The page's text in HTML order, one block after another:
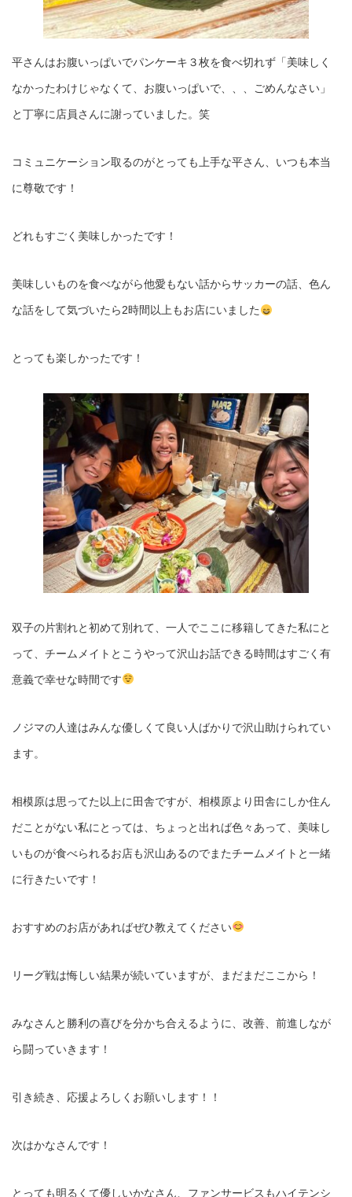
平さんはお腹いっぱいでパンケーキ３枚を食べ切れず「美味しく
なかったわけじゃなくて、お腹いっぱいで、、、ごめんなさい」
と丁寧に店員さんに謝っていました。笑
コミュニケーション取るのがとっても上手な平さん、いつも本当
に尊敬です！
どれもすごく美味しかったです！
美味しいものを食べながら他愛もない話からサッカーの話、色ん
な話をして気づいたら2時間以上もお店にいました
とっても楽しかったです！
双子の片割れと初めて別れて、一人でここに移籍してきた私にと
って、チームメイトとこうやって沢山お話できる時間はすごく有
意義で幸せな時間です
ノジマの人達はみんな優しくて良い人ばかりで沢山助けられてい
ます。
相模原は思ってた以上に田舎ですが、相模原より田舎にしか住ん
だことがない私にとっては、ちょっと出れば色々あって、美味し
いものが食べられるお店も沢山あるのでまたチームメイトと一緒
に行きたいです！
おすすめのお店があればぜひ教えてください
リーグ戦は悔しい結果が続いていますが、まだまだここから！
みなさんと勝利の喜びを分かち合えるように、改善、前進しなが
ら闘っていきます！
引き続き、応援よろしくお願いします！！
次はかなさんです！
とっても明るくて優しいかなさん、ファンサービスもハイテンシ